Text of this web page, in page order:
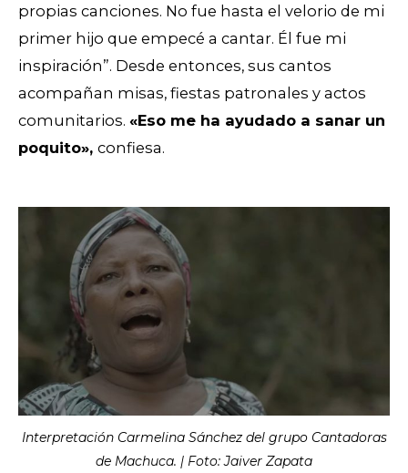
propias canciones. No fue hasta el velorio de mi
primer hijo que empecé a cantar. Él fue mi
inspiración”. Desde entonces, sus cantos
acompañan misas, fiestas patronales y actos
comunitarios. «Eso me ha ayudado a sanar un
poquito», confiesa.
Interpretación Carmelina Sánchez del grupo Cantadoras
de Machuca. | Foto: Jaiver Zapata